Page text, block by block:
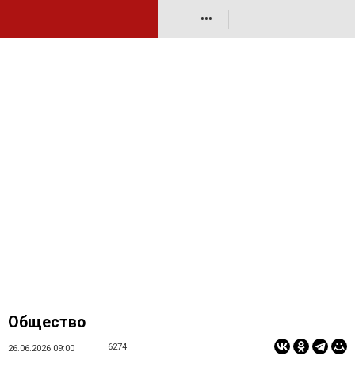
•••
Общество
26.06.2026 09:00 6274